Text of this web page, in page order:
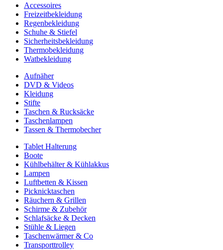
Accessoires
Freizeitbekleidung
Regenbekleidung
Schuhe & Stiefel
Sicherheitsbekleidung
Thermobekleidung
Watbekleidung
Aufnäher
DVD & Videos
Kleidung
Stifte
Taschen & Rucksäcke
Taschenlampen
Tassen & Thermobecher
Tablet Halterung
Boote
Kühlbehälter & Kühlakkus
Lampen
Luftbetten & Kissen
Picknicktaschen
Räuchern & Grillen
Schirme & Zubehör
Schlafsäcke & Decken
Stühle & Liegen
Taschenwärmer & Co
Transporttrolley